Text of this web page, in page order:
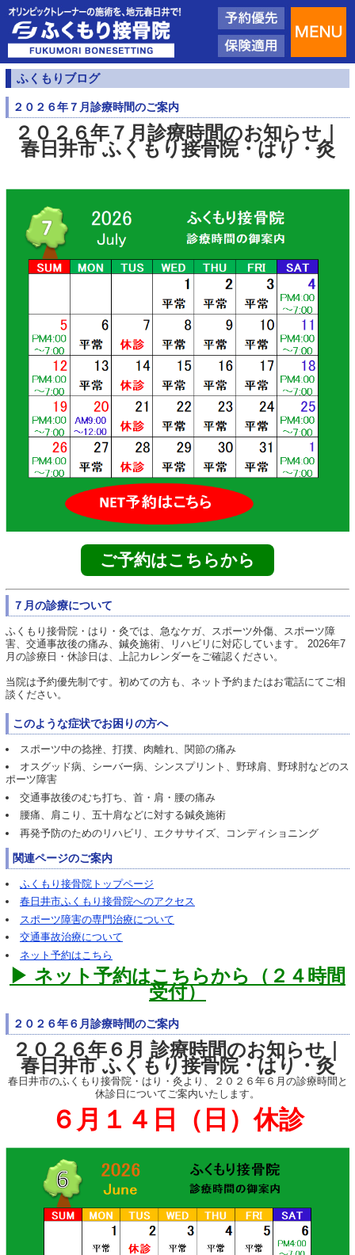
ふくもりブログ
２０２６年７月診療時間のご案内
２０２６年７月診療時間のお知らせ｜
春日井市 ふくもり接骨院・はり・灸
ご予約はこちらから
７月の診療について
ふくもり接骨院・はり・灸では、急なケガ、スポーツ外傷、スポーツ障
害、交通事故後の痛み、鍼灸施術、リハビリに対応しています。 2026年7
月の診療日・休診日は、上記カレンダーをご確認ください。
当院は予約優先制です。初めての方も、ネット予約またはお電話にてご相
談ください。
このような症状でお困りの方へ
スポーツ中の捻挫、打撲、肉離れ、関節の痛み
オスグッド病、シーバー病、シンスプリント、野球肩、野球肘などのス
ポーツ障害
交通事故後のむち打ち、首・肩・腰の痛み
腰痛、肩こり、五十肩などに対する鍼灸施術
再発予防のためのリハビリ、エクササイズ、コンディショニング
関連ページのご案内
ふくもり接骨院トップページ
春日井市ふくもり接骨院へのアクセス
スポーツ障害の専門治療について
交通事故治療について
ネット予約はこちら
▶ ネット予約はこちらから（２４時間
受付）
２０２６年６月診療時間のご案内
２０２６年６月 診療時間のお知らせ｜
春日井市 ふくもり接骨院・はり・灸
春日井市のふくもり接骨院・はり・灸より、２０２６年６月の診療時間と
休診日についてご案内いたします。
６月１４日（日）休診